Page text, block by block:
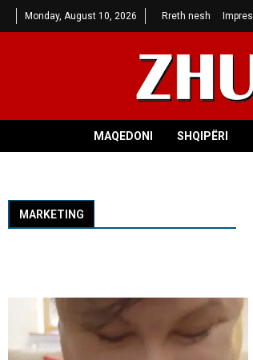
Monday, August 10, 2026 Rreth nesh
MAQEDONI SHQIPËRI
MARKETING